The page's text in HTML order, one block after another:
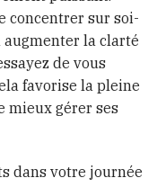
concentrer sur soi-
augmenter la clarté
de vous
favorise la pleine
mieux gérer ses
dans votre journée